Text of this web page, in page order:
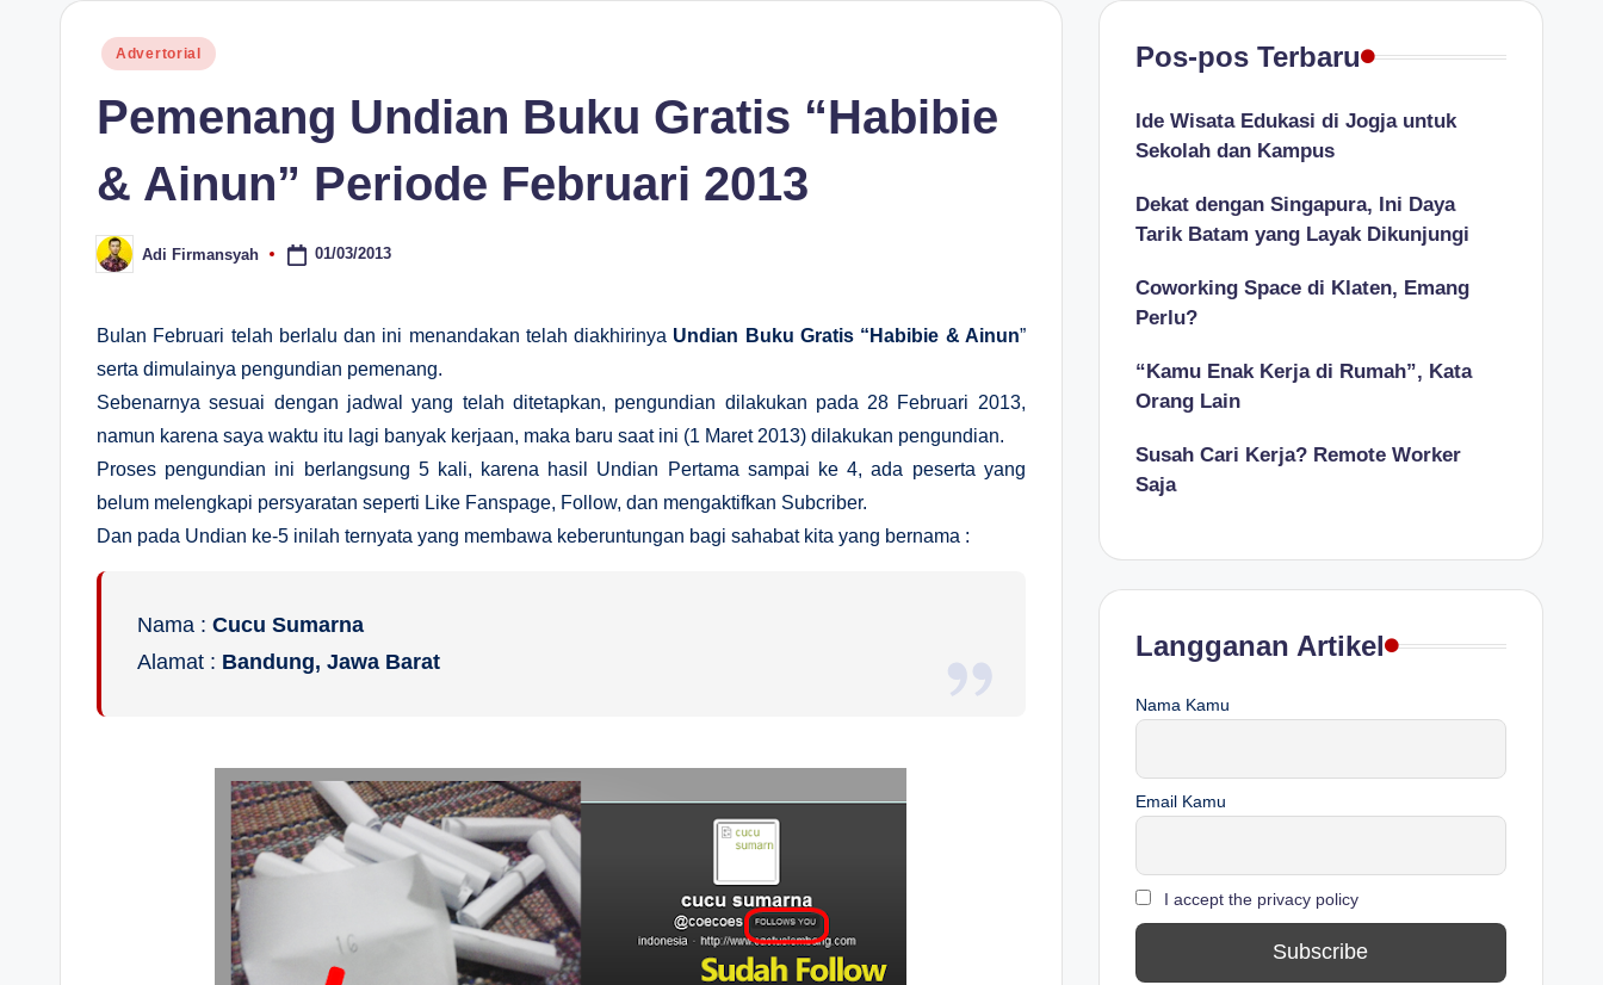
Posted
Advertorial
Pemenang Undian Buku Gratis “Habibie
& Ainun” Periode Februari 2013
Posted
by
Adi Firmansyah 01/03/2013
Bulan Februari telah berlalu dan ini menandakan telah diakhirinya Undian Buku Gratis “Habibie & Ainun”
serta dimulainya pengundian pemenang.
Sebenarnya sesuai dengan jadwal yang telah ditetapkan, pengundian dilakukan pada 28 Februari 2013,
namun karena saya waktu itu lagi banyak kerjaan, maka baru saat ini (1 Maret 2013) dilakukan pengundian.
Proses pengundian ini berlangsung 5 kali, karena hasil Undian Pertama sampai ke 4, ada peserta yang
belum melengkapi persyaratan seperti Like Fanspage, Follow, dan mengaktifkan Subcriber.
Dan pada Undian ke-5 inilah ternyata yang membawa keberuntungan bagi sahabat kita yang bernama :
Nama : Cucu Sumarna
Alamat : Bandung, Jawa Barat
Pos-pos Terbaru
Ide Wisata Edukasi di Jogja untuk
Sekolah dan Kampus
Dekat dengan Singapura, Ini Daya
Tarik Batam yang Layak Dikunjungi
Coworking Space di Klaten, Emang
Perlu?
“Kamu Enak Kerja di Rumah”, Kata
Orang Lain
Susah Cari Kerja? Remote Worker
Saja
Langganan Artikel
Nama Kamu
Email Kamu
I accept the privacy policy